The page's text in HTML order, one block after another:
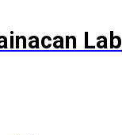
Lab